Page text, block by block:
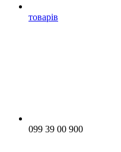
товарів
099 39 00 900